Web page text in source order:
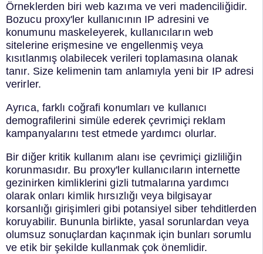
Örneklerden biri web kazıma ve veri madenciliğidir.
Bozucu proxy'ler kullanıcının IP adresini ve
konumunu maskeleyerek, kullanıcıların web
sitelerine erişmesine ve engellenmiş veya
kısıtlanmış olabilecek verileri toplamasına olanak
tanır. Size kelimenin tam anlamıyla yeni bir IP adresi
verirler.
Ayrıca, farklı coğrafi konumları ve kullanıcı
demografilerini simüle ederek çevrimiçi reklam
kampanyalarını test etmede yardımcı olurlar.
Bir diğer kritik kullanım alanı ise çevrimiçi gizliliğin
korunmasıdır. Bu proxy'ler kullanıcıların internette
gezinirken kimliklerini gizli tutmalarına yardımcı
olarak onları kimlik hırsızlığı veya bilgisayar
korsanlığı girişimleri gibi potansiyel siber tehditlerden
koruyabilir. Bununla birlikte, yasal sorunlardan veya
olumsuz sonuçlardan kaçınmak için bunları sorumlu
ve etik bir şekilde kullanmak çok önemlidir.